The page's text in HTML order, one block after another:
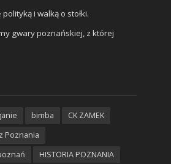
i walką o stołki.
gwary poznańskiej, z której
bimba
CK ZAMEK
Poznania
HISTORIA POZNANIA